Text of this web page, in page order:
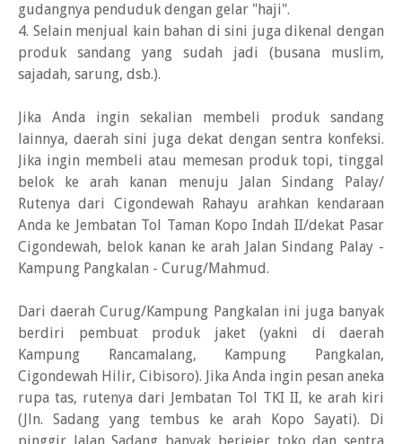
gudangnya penduduk dengan gelar "haji".
4. Selain menjual kain bahan di sini juga dikenal dengan
produk sandang yang sudah jadi (busana muslim,
sajadah, sarung, dsb.).
Jika Anda ingin sekalian membeli produk sandang
lainnya, daerah sini juga dekat dengan sentra konfeksi.
Jika ingin membeli atau memesan produk topi, tinggal
belok ke arah kanan menuju Jalan Sindang Palay/
Rutenya dari Cigondewah Rahayu arahkan kendaraan
Anda ke Jembatan Tol Taman Kopo Indah II/dekat Pasar
Cigondewah, belok kanan ke arah Jalan Sindang Palay -
Kampung Pangkalan - Curug/Mahmud.
Dari daerah Curug/Kampung Pangkalan ini juga banyak
berdiri pembuat produk jaket (yakni di daerah
Kampung Rancamalang, Kampung Pangkalan,
Cigondewah Hilir, Cibisoro). Jika Anda ingin pesan aneka
rupa tas, rutenya dari Jembatan Tol TKI II, ke arah kiri
(Jln. Sadang yang tembus ke arah Kopo Sayati). Di